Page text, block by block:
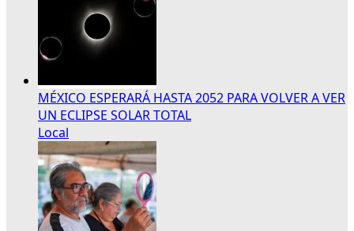
MÉXICO ESPERARÁ HASTA 2052 PARA VOLVER A VER
UN ECLIPSE SOLAR TOTAL
Local